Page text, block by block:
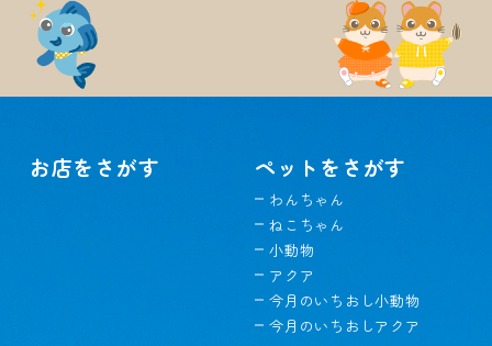
お店をさがす ペットをさがす
わんちゃん
ねこちゃん
小動物
アクア
今月のいちおし小動物
今月のいちおしアクア